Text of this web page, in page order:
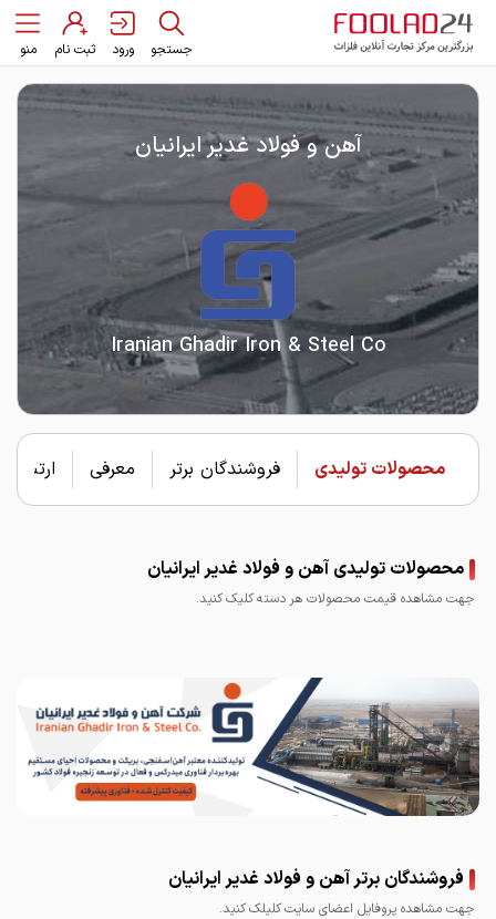
جستجو ورود ثبت نام منو
آهن و فولاد غدیر ایرانیان
Iranian Ghadir Iron & Steel Co
محصولات تولیدی فروشندگان برتر معرفی ارتباط
محصولات تولیدی آهن و فولاد غدیر ایرانیان
جهت مشاهده قیمت محصولات هر دسته کلیک کنید.
فروشندگان برتر آهن و فولاد غدیر ایرانیان
جهت مشاهده پروفایل اعضای سایت کلیلک کنید.